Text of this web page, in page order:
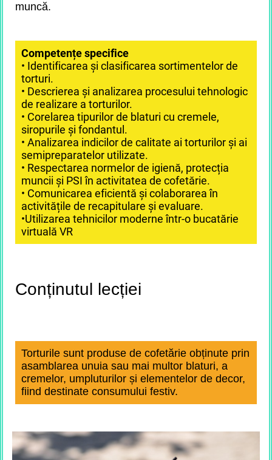
muncă.
Competențe specifice
• Identificarea și clasificarea sortimentelor de
torturi.
• Descrierea și analizarea procesului tehnologic
de realizare a torturilor.
• Corelarea tipurilor de blaturi cu cremele,
siropurile și fondantul.
• Analizarea indicilor de calitate ai torturilor și ai
semipreparatelor utilizate.
• Respectarea normelor de igienă, protecția
muncii și PSI în activitatea de cofetărie.
• Comunicarea eficientă și colaborarea în
activitățile de recapitulare și evaluare.
•Utilizarea tehnicilor moderne într-o bucatărie
virtuală VR
Conținutul lecției
Torturile sunt produse de cofetărie obținute prin
asamblarea unuia sau mai multor blaturi, a
cremelor, umpluturilor și elementelor de decor,
fiind destinate consumului festiv.